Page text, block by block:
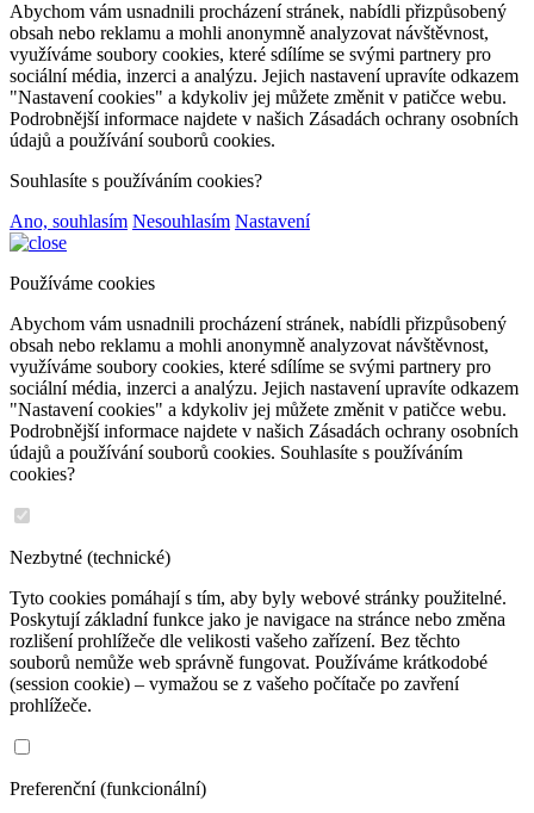
Abychom vám usnadnili procházení stránek, nabídli přizpůsobený
obsah nebo reklamu a mohli anonymně analyzovat návštěvnost,
využíváme soubory cookies, které sdílíme se svými partnery pro
sociální média, inzerci a analýzu. Jejich nastavení upravíte odkazem
"Nastavení cookies" a kdykoliv jej můžete změnit v patičce webu.
Podrobnější informace najdete v našich Zásadách ochrany osobních
údajů a používání souborů cookies.
Souhlasíte s používáním cookies?
Ano, souhlasím Nesouhlasím Nastavení
Používáme cookies
Abychom vám usnadnili procházení stránek, nabídli přizpůsobený
obsah nebo reklamu a mohli anonymně analyzovat návštěvnost,
využíváme soubory cookies, které sdílíme se svými partnery pro
sociální média, inzerci a analýzu. Jejich nastavení upravíte odkazem
"Nastavení cookies" a kdykoliv jej můžete změnit v patičce webu.
Podrobnější informace najdete v našich Zásadách ochrany osobních
údajů a používání souborů cookies. Souhlasíte s používáním
cookies?
Nezbytné (technické)
Tyto cookies pomáhají s tím, aby byly webové stránky použitelné.
Poskytují základní funkce jako je navigace na stránce nebo změna
rozlišení prohlížeče dle velikosti vašeho zařízení. Bez těchto
souborů nemůže web správně fungovat. Používáme krátkodobé
(session cookie) – vymažou se z vašeho počítače po zavření
prohlížeče.
Preferenční (funkcionální)